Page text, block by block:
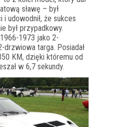
sławę – był
udowodnił, że sukces
był przypadkowy.
1973 jako 2-
targa. Posiadał
KM, dzięki któremu od
w 6,7 sekundy.